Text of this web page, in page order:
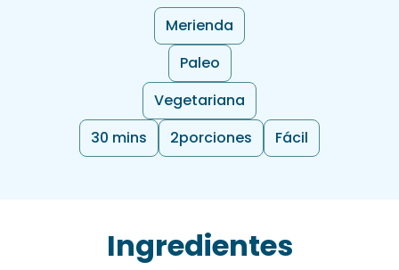
Merienda
Paleo
Vegetariana
30 mins
2porciones Fácil
Ingredientes